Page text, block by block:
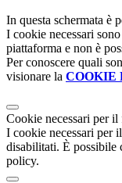
In questa schermata è
I cookie necessari
piattaforma e non è
Per conoscere quali
visionare la COOKIE
Cookie necessari per
I cookie necessari per
disabilitati. È possibile
policy.